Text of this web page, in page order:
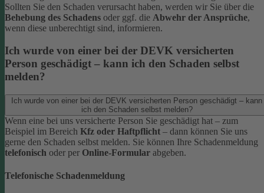
Sollten Sie den Schaden verursacht haben, werden wir Sie über die
Behebung des Schadens oder ggf. die Abwehr der Ansprüche,
wenn diese unberechtigt sind, informieren.
Ich wurde von einer bei der DEVK versicherten
Person geschädigt – kann ich den Schaden selbst
melden?
Ich wurde von einer bei der DEVK versicherten Person geschädigt – kann
ich den Schaden selbst melden?
Wenn eine bei uns versicherte Person Sie geschädigt hat – zum
Beispiel im Bereich Kfz oder Haftpflicht – dann können Sie uns
gerne den Schaden selbst melden. Sie können Ihre Schadenmeldung
telefonisch oder per Online-Formular abgeben.
Telefonische Schadenmeldung